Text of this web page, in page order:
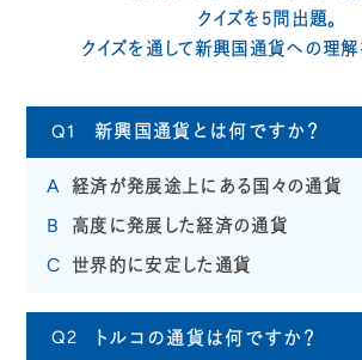
クイズを5問出題。
クイズを通して新興国通貨への理解
Q1 新興国通貨とは何ですか？
A 経済が発展途上にある国々の通貨
B 高度に発展した経済の通貨
C 世界的に安定した通貨
Q2 トルコの通貨は何ですか？